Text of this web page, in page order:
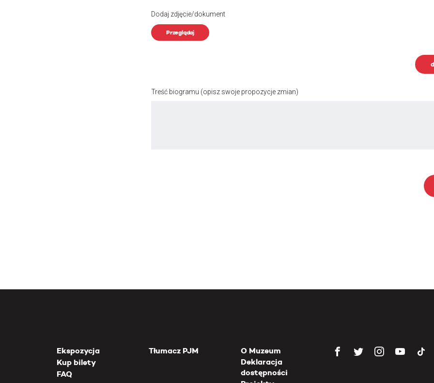
Dodaj zdjęcie/dokument
Przeglądaj
Treść biogramu (opisz swoje propozycje zmian)
Ekspozycja
Kup bilety
FAQ
Tłumacz PJM
O Muzeum
Deklaracja
dostępności